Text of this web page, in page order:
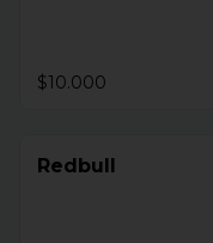
$10.000
Redbull